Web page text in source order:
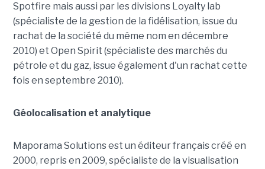
Spotfire mais aussi par les divisions Loyalty lab
(spécialiste de la gestion de la fidélisation, issue du
rachat de la société du même nom en décembre
2010) et Open Spirit (spécialiste des marchés du
pétrole et du gaz, issue également d'un rachat cette
fois en septembre 2010).
Géolocalisation et analytique
Maporama Solutions est un éditeur français créé en
2000, repris en 2009, spécialiste de la visualisation